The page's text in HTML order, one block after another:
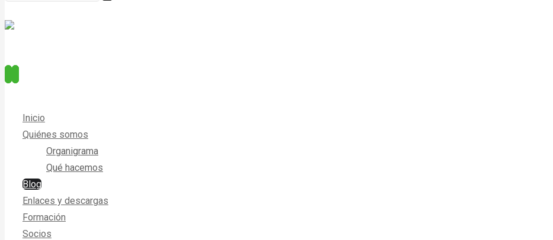
Inicio
Quiénes somos
Organigrama
Qué hacemos
Blog
Enlaces y descargas
Formación
Socios